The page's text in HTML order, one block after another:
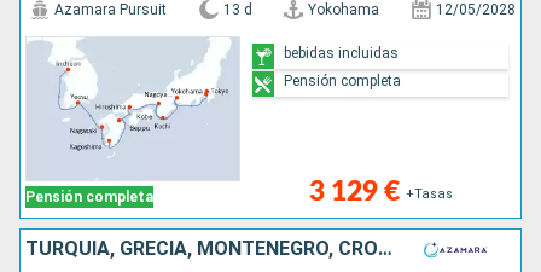
Pensión completa
Azamara Pursuit 13 d Yokohama 12/05/2028
3 129 € +Tasas
bebidas incluidas
Pensión completa
TURQUÍA, GRECIA, MONTENEGRO, CROACIA, ITALIA